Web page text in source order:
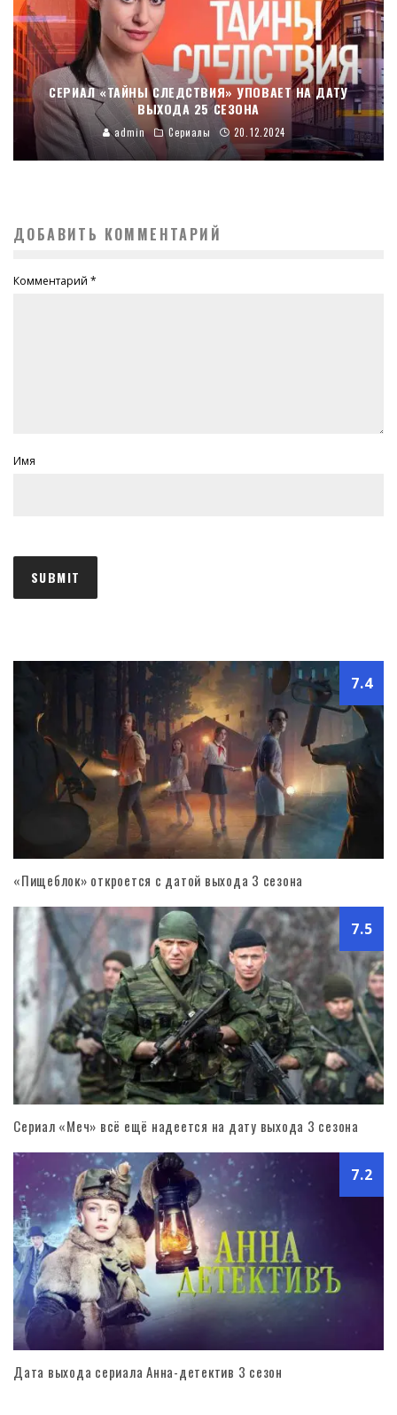
СЕРИАЛ «ТАЙНЫ СЛЕДСТВИЯ» УПОВАЕТ НА ДАТУ
ВЫХОДА 25 СЕЗОНА
admin Сериалы 20.12.2024
ДОБАВИТЬ КОММЕНТАРИЙ
Комментарий *
Имя
7.4
«Пищеблок» откроется с датой выхода 3 сезона
7.5
Сериал «Меч» всё ещё надеется на дату выхода 3 сезона
7.2
Дата выхода сериала Анна-детектив 3 сезон